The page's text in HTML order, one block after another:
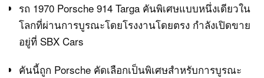
รถ 1970 Porsche 914 Targa คันพิเศษแบบหนึ่งเดียวใน
โลกที่ผ่านการบูรณะโดยโรงงานโดยตรง กำลังเปิดขาย
อยู่ที่ SBX Cars
คันนี้ถูก Porsche คัดเลือกเป็นพิเศษสำหรับการบูรณะ